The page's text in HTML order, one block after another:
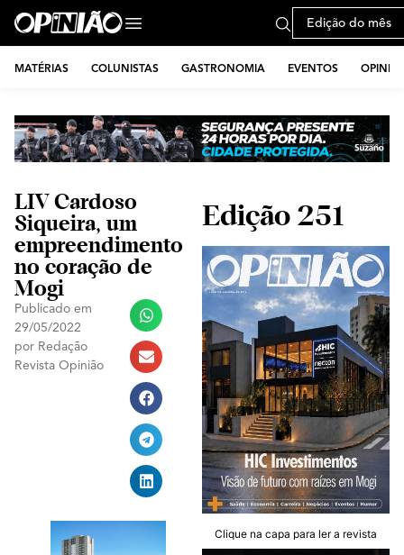
Edição do mês
MATÉRIAS COLUNISTAS GASTRONOMIA EVENTOS
LIV Cardoso
Siqueira, um
empreendimento
no coração de
Mogi
Publicado em
29/05/2022
por Redação
Revista Opinião
Edição 251
Clique na capa para ler a revista